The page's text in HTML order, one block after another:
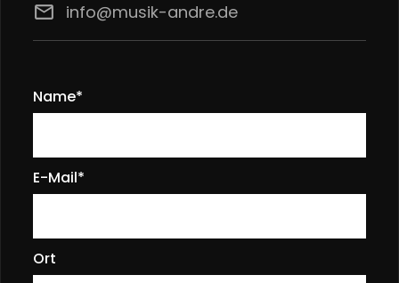
email info@musik-andre.de
Name*
E-Mail*
Ort